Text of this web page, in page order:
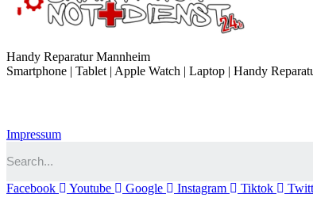
Handy Reparatur Mannheim
Smartphone | Tablet | Apple Watch | Laptop | Handy
Impressum
Facebook
Youtube Google Instagram Tiktok